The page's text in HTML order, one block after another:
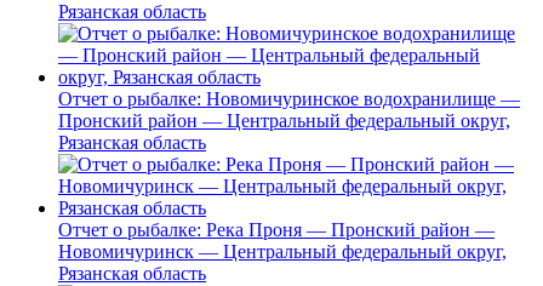
Рязанская область
Отчет о рыбалке: Новомичуринское водохранилище —
Пронский район — Центральный федеральный округ,
Рязанская область
Отчет о рыбалке: Река Проня — Пронский район —
Новомичуринск — Центральный федеральный округ,
Рязанская область